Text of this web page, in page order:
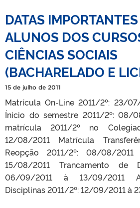
DATAS
ALUNOS DOS
CIÊNCIAS SOCIAIS
(BACHARELADO E
15 de julho de 2011
Matrícula On-Line 2011/2º: 23/
Ínicio do semestre 2011/2º: 08/
matrícula 2011/2º no
12/08/2011 Matrícula
Reopção 2011/2º: 08/08/2011
15/08/2011 Trancamento de
06/09/2011 à 13/09/2011
Disciplinas 2011/2º: 12/09/2011 à